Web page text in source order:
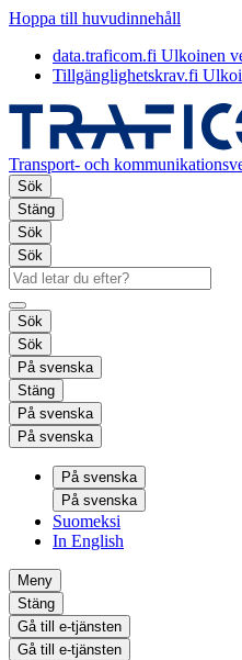
Hoppa till huvudinnehåll
data.traficom.fi Ulkoinen
Tillgänglighetskrav.fi
Transport- och
Sök
Stäng
Sök
Sök
Sök
Sök
På svenska
Stäng
På svenska
På svenska
På svenska
På svenska
Suomeksi
In English
Meny
Stäng
Gå till e-tjänsten
Gå till e-tjänsten